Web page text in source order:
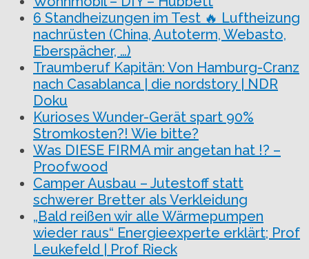
6 Standheizungen im Test 🔥 Luftheizung
nachrüsten (China, Autoterm, Webasto,
Eberspächer, …)
Traumberuf Kapitän: Von Hamburg-Cranz
nach Casablanca | die nordstory | NDR
Doku
Kurioses Wunder-Gerät spart 90%
Stromkosten?! Wie bitte?
Was DIESE FIRMA mir angetan hat !? –
Proofwood
Camper Ausbau – Jutestoff statt
schwerer Bretter als Verkleidung
„Bald reißen wir alle Wärmepumpen
wieder raus“ Energieexperte erklärt; Prof
Leukefeld | Prof Rieck